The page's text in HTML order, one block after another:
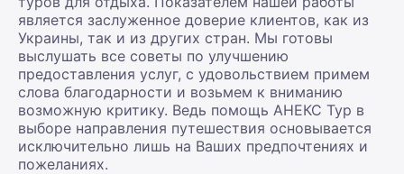
является заслуженное доверие клиентов, как из
Украины, так и из других стран. Мы готовы
выслушать все советы по улучшению
предоставления услуг, с удовольствием примем
слова благодарности и возьмем к вниманию
возможную критику. Ведь помощь АНЕКС Тур в
выборе направления путешествия основывается
исключительно лишь на Ваших предпочтениях и
пожеланиях.